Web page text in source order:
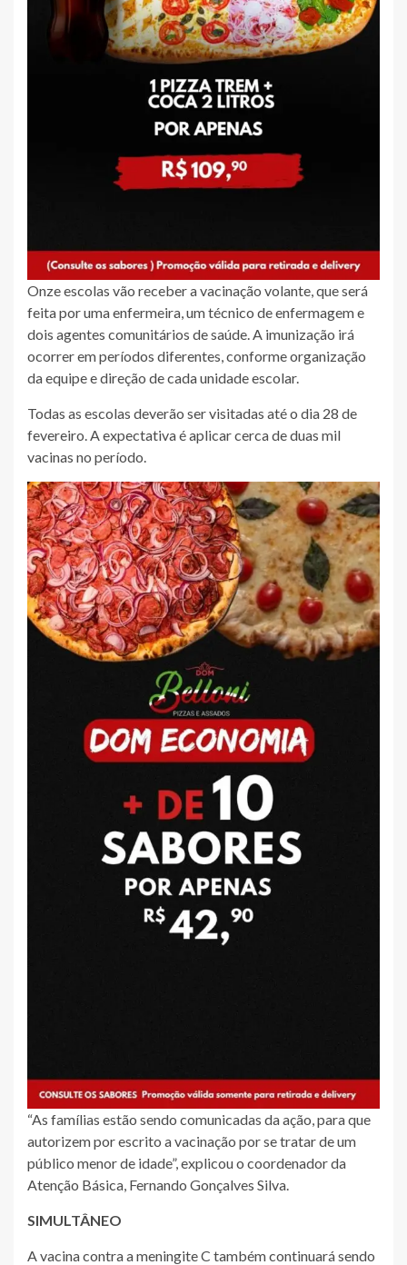
Onze escolas vão receber a vacinação volante, que será
feita por uma enfermeira, um técnico de enfermagem e
dois agentes comunitários de saúde. A imunização irá
ocorrer em períodos diferentes, conforme organização
da equipe e direção de cada unidade escolar.
Todas as escolas deverão ser visitadas até o dia 28 de
fevereiro. A expectativa é aplicar cerca de duas mil
vacinas no período.
“As famílias estão sendo comunicadas da ação, para que
autorizem por escrito a vacinação por se tratar de um
público menor de idade”, explicou o coordenador da
Atenção Básica, Fernando Gonçalves Silva.
SIMULTÂNEO
A vacina contra a meningite C também continuará sendo